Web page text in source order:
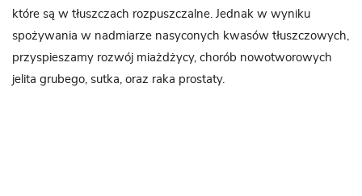
które są w tłuszczach rozpuszczalne. Jednak w wyniku
spożywania w nadmiarze nasyconych kwasów tłuszczowych,
przyspieszamy rozwój miażdżycy, chorób nowotworowych
jelita grubego, sutka, oraz raka prostaty.